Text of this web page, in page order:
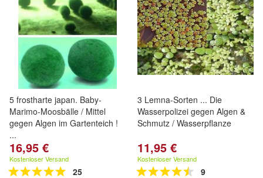
5 frostharte japan. Baby-
Marimo-Moosbälle / Mittel
gegen Algen im Gartenteich !
...
16,95 €
Kostenloser Versand
25
3 Lemna-Sorten ... Die
Wasserpolizei gegen Algen &
Schmutz / Wasserpflanze
11,95 €
Kostenloser Versand
9